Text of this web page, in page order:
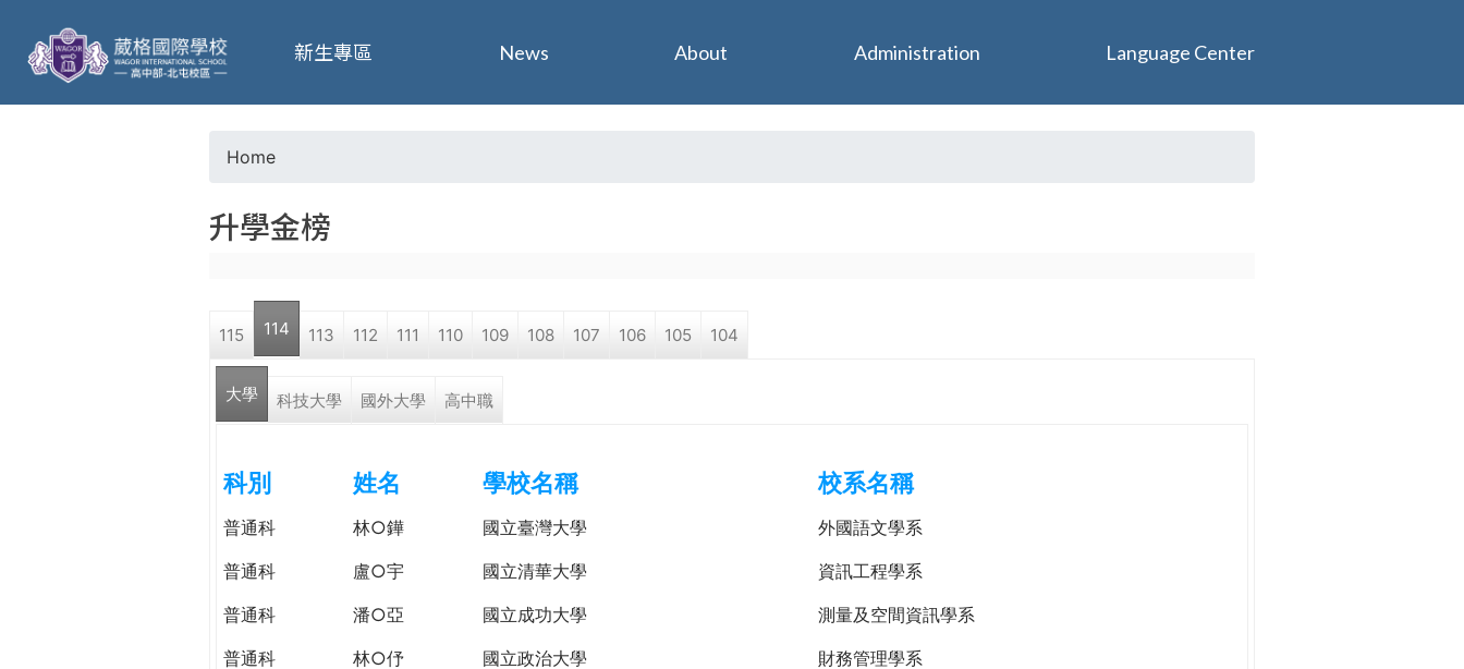
葳
格
o
a
r
e
r
Home
升學金榜
115 114 113 112 111 110 109 108 107 106 105 104
大學 科技大學 國外大學 高中職
科別 姓名 學校名稱 校系名稱
普通科 林○鏵 國立臺灣大學
外國語文學系
普通科
盧○宇 國立清華大學
資訊工程學系
普通科
潘○亞 國立成功大學
測量及空間資訊學系
普通科
林○伃 國立政治大學
財務管理學系
新生專區 News About Administration Language Center